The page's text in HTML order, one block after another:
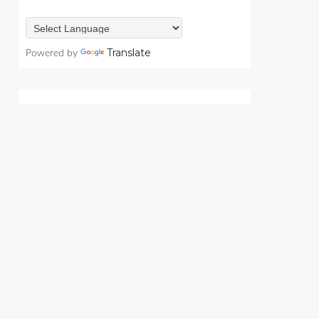
Powered by Translate